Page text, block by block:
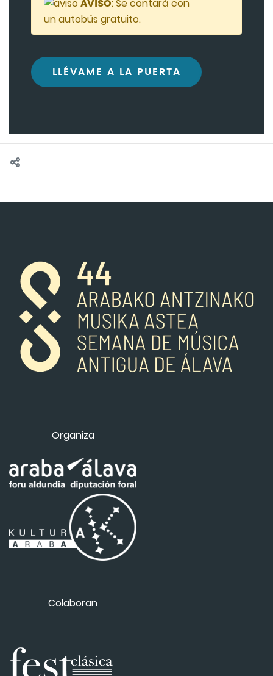
AVISO: Se contará con
un autobús gratuito.
LLÉVAME A LA PUERTA
Organiza
Colaboran